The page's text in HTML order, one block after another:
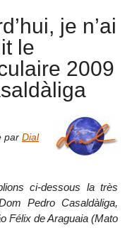
je n’ai
le
2009
par Dial
ci-dessous la très
Pedro Casaldàliga,
Félix de Araguaia (Mato